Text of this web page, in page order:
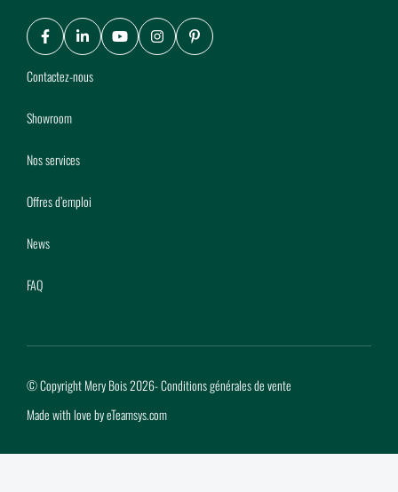
Facebook
LinkedIn
YoutubeInstagram
Pinterest
Contactez-nous
Showroom
Nos services
Offres d’emploi
News
FAQ
© Copyright Mery Bois 2026-Conditions générales de vente
Made with love byeTeamsys.com